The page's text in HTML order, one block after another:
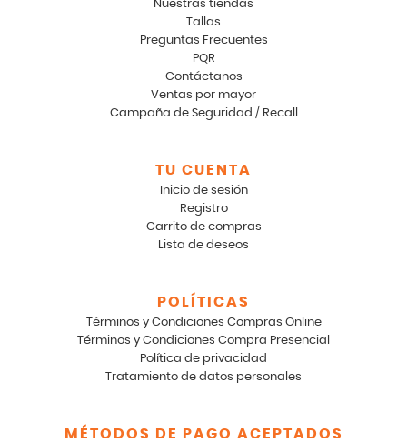
Nuestras tiendas
Tallas
Preguntas Frecuentes
PQR
Contáctanos
Ventas por mayor
Campaña de Seguridad / Recall
TU CUENTA
Inicio de sesión
Registro
Carrito de compras
Lista de deseos
POLÍTICAS
Términos y Condiciones Compras Online
Términos y Condiciones Compra Presencial
Política de privacidad
Tratamiento de datos personales
MÉTODOS DE PAGO ACEPTADOS